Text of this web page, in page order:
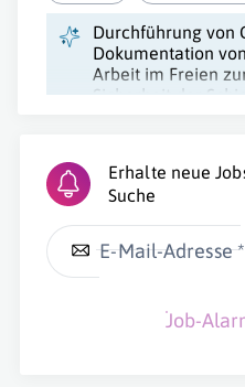
Durchführung von
Dokumentation
Arbeit im Freien
Sicherheit der
Erhalte neue
Suche
E-Mail-Adresse *
Job-